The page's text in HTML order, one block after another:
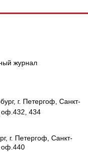
журнал
г. Петергоф, Санкт-
оф.432, 434
г. Петергоф, Санкт-
оф.440